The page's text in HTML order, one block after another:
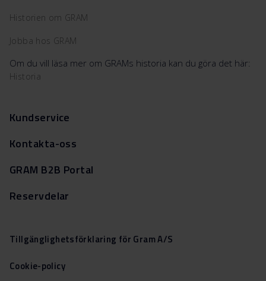
Historien om GRAM
Jobba hos GRAM
Om du vill läsa mer om GRAMs historia kan du göra det här:
Historia
Kundservice
Kontakta-oss
GRAM B2B Portal
Reservdelar
Tillgänglighetsförklaring för Gram A/S
Cookie-policy